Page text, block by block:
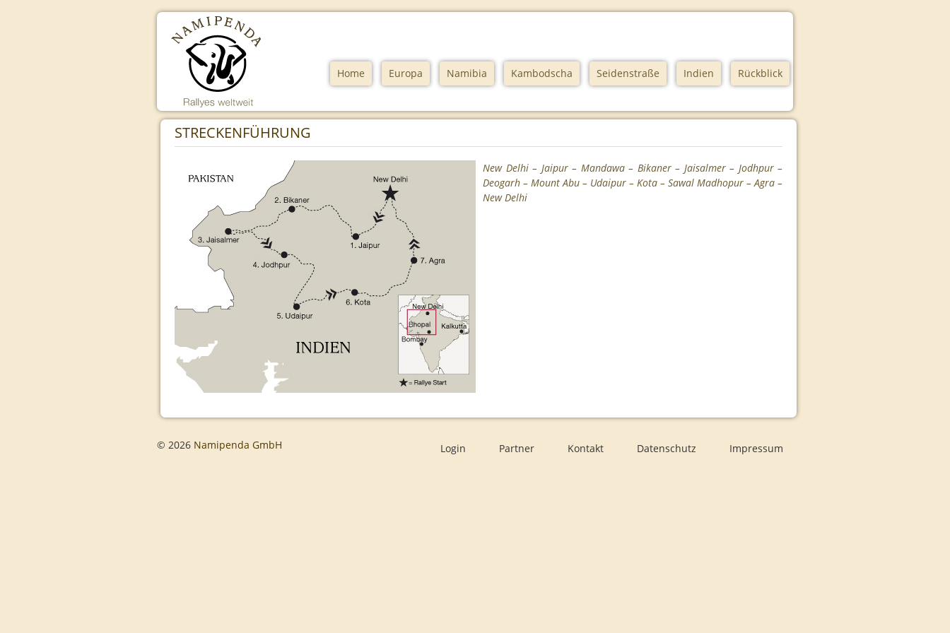
Home Europa Namibia Kambodscha Seidenstraße Indien Rückblick
STRECKENFÜHRUNG
New Delhi – Jaipur – Mandawa – Bikaner – Jaisalmer – Jodhpur –
Deogarh – Mount Abu – Udaipur – Kota – Sawal Madhopur – Agra –
New Delhi
© 2026 Namipenda GmbH Login Partner Kontakt Datenschutz Impressum